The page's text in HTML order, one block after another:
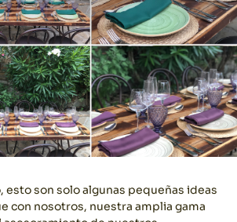
esto son solo algunas pequeñas ideas
con nosotros, nuestra amplia gama